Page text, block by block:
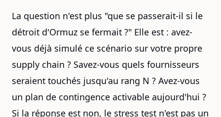
La question n'est plus "que se passerait-il si le
détroit d'Ormuz se fermait ?" Elle est : avez-
vous déjà simulé ce scénario sur votre propre
supply chain ? Savez-vous quels fournisseurs
seraient touchés jusqu'au rang N ? Avez-vous
un plan de contingence activable aujourd'hui ?
Si la réponse est non, le stress test n'est pas un